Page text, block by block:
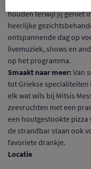
houden terwijl jij geniet
heerlijke
ontspannende dag op
livemuziek, shows en
op het programma.
Smaakt naar meer: Van
tot Griekse
elk wat wils bij Mitsis
zeevruchten met een
een houtgestookte pizza
de strandbar staan ook
favoriete drankje.
Locatie